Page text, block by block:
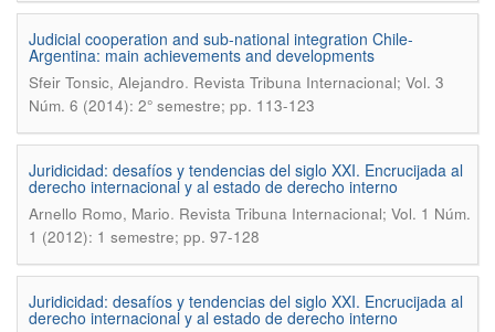
Judicial cooperation and sub-national integration Chile-
Argentina: main achievements and developments
Sfeir Tonsic, Alejandro. Revista Tribuna Internacional; Vol. 3
Núm. 6 (2014): 2° semestre; pp. 113-123
Juridicidad: desafíos y tendencias del siglo XXI. Encrucijada al
derecho internacional y al estado de derecho interno
Arnello Romo, Mario. Revista Tribuna Internacional; Vol. 1 Núm.
1 (2012): 1 semestre; pp. 97-128
Juridicidad: desafíos y tendencias del siglo XXI. Encrucijada al
derecho internacional y al estado de derecho interno